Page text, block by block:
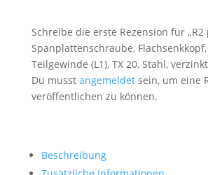
Schreibe die erste Rezension für „R2
Spanplattenschraube,
Teilgewinde (L1), TX 20, Stahl,
Du musst angemeldetsein, um eine
veröffentlichen zu können.
Beschreibung